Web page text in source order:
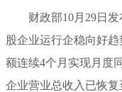
财政部10月29日
股企业运行企稳向好
额连续4个月实现月度
企业营业总收入已恢复